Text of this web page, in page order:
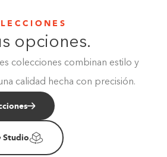
opciones.
colecciones combinan estilo y
calidad hecha con precisión.
Studio